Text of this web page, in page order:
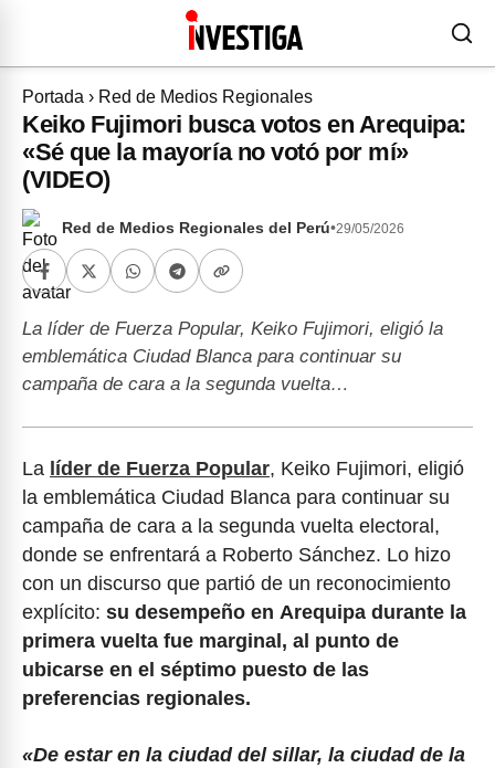
Portada › Red de Medios Regionales
Keiko Fujimori busca votos en Arequipa:
«Sé que la mayoría no votó por mí»
(VIDEO)
Red de Medios Regionales del Perú•29/05/2026
La líder de Fuerza Popular, Keiko Fujimori, eligió la
emblemática Ciudad Blanca para continuar su
campaña de cara a la segunda vuelta…
La líder de Fuerza Popular, Keiko Fujimori, eligió
la emblemática Ciudad Blanca para continuar su
campaña de cara a la segunda vuelta electoral,
donde se enfrentará a Roberto Sánchez. Lo hizo
con un discurso que partió de un reconocimiento
explícito: su desempeño en Arequipa durante la
primera vuelta fue marginal, al punto de
ubicarse en el séptimo puesto de las
preferencias regionales.
«De estar en la ciudad del sillar, la ciudad de la